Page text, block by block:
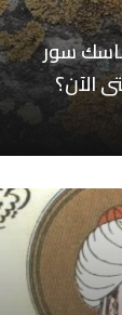
سور
الآن؟